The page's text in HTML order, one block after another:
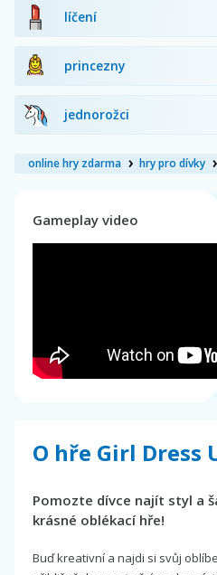
líčení
princezny
jednorožci
online hry zdarma hry pro dívky
Gameplay video
O hře Girl Dress
Pomozte dívce najít styl a
krásné oblékací hře!
Buď kreativní a najdi si svůj